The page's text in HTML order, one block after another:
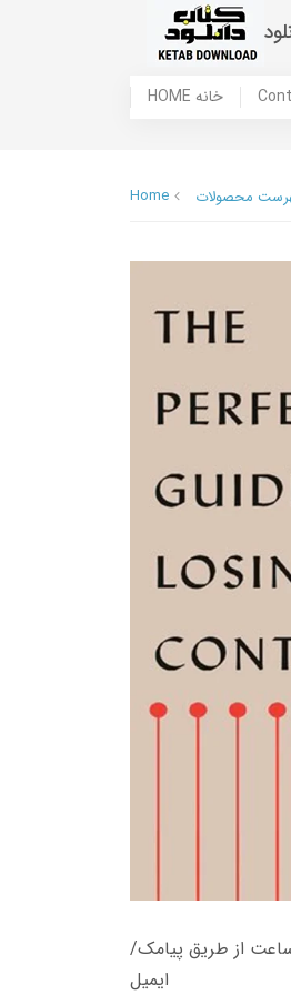
HOME خانه
Home محصولات
کتاب های 600 هزار تومانی دانلود فوری از حساب کاربری می باشد، و زمان تحویل لینک دانلود کتاب های 500 هزار تومانی حداکثر 12 ساعت از طریق پیامک/
ایمیل